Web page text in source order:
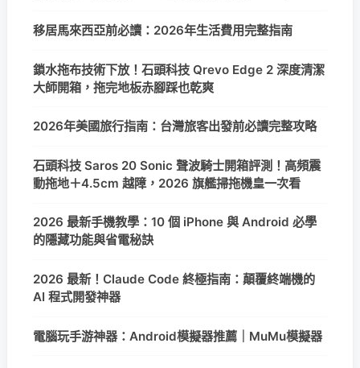
移居馬來西亞前必讀：2026年生活費用完整指南
鎖水拖布技術下放！石頭科技 Qrevo Edge 2 深度清潔
大師開箱，拖完地板赤腳踩也乾爽
2026年美國旅行指南：台灣旅客出發前必讀完整攻略
石頭科技 Saros 20 Sonic 聲波騎士開箱評測！高頻震
動拖地＋4.5cm 越障，2026 旗艦掃拖機皇一次看
2026 最新手機教學：10 個 iPhone 與 Android 必學
的隱藏功能與省電秘訣
2026 最新！Claude Code 終極指南：顛覆終端機的
AI 程式開發神器
電腦玩手游神器：Android模擬器推薦｜MuMu模擬器